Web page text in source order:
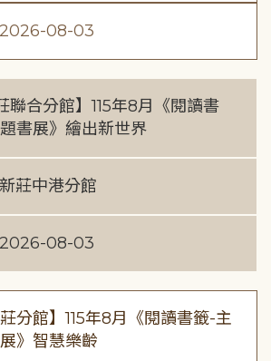
2026-08-03
聯合分館】115年8月《閱讀書
書展》繪出新世界
新莊中港分館
2026-08-03
莊分館】115年8月《閱讀書籤-主
》智慧樂齡